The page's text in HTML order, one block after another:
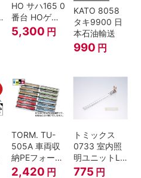
HO サハ165 0
番台 HOゲー
ジ
5,300 円
KATO 8058
タキ9900 日
本石油輸送
990 円
TORM. TU-
505A 車両収
納PEフォーム
12両用 (ライ
2,420 円
トミックス
0733 室内照
明ユニットLC
(白色)
775 円